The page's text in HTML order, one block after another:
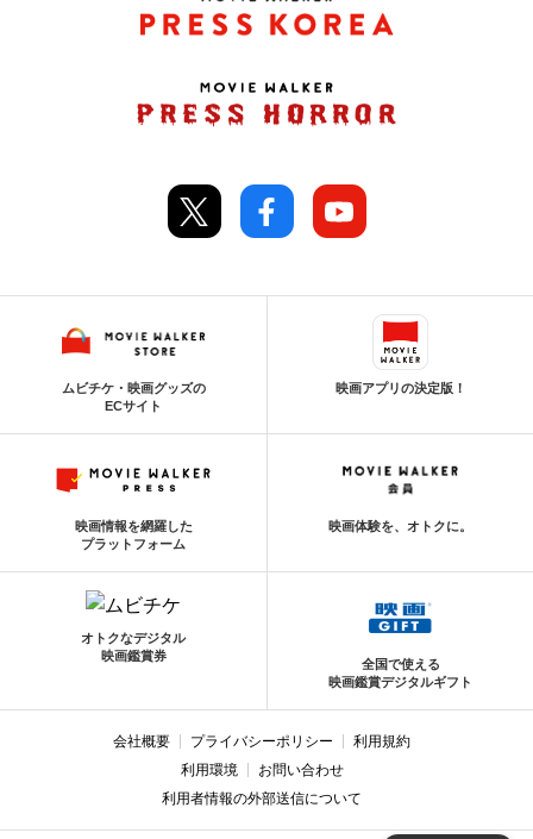
ムビチケ・映画グッズの
ECサイト
映画アプリの決定版！
映画情報を網羅した
プラットフォーム
映画体験を、オトクに。
オトクなデジタル
映画鑑賞券
全国で使える
映画鑑賞デジタルギフト
会社概要 プライバシーポリシー
利用規約
利用環境
お問い合わせ
利用者情報の外部送信について